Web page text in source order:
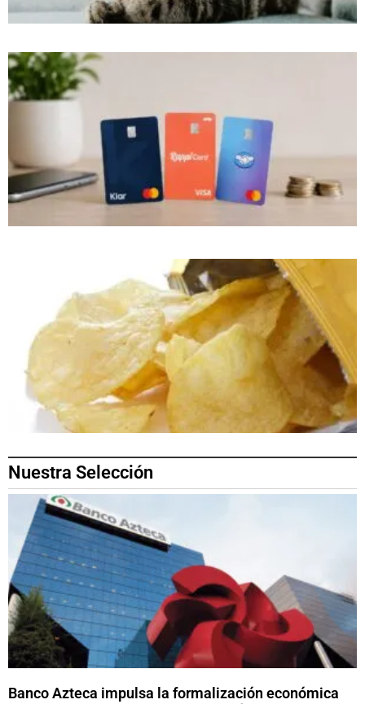
Nuestra Selección
Banco Azteca impulsa la formalización económica